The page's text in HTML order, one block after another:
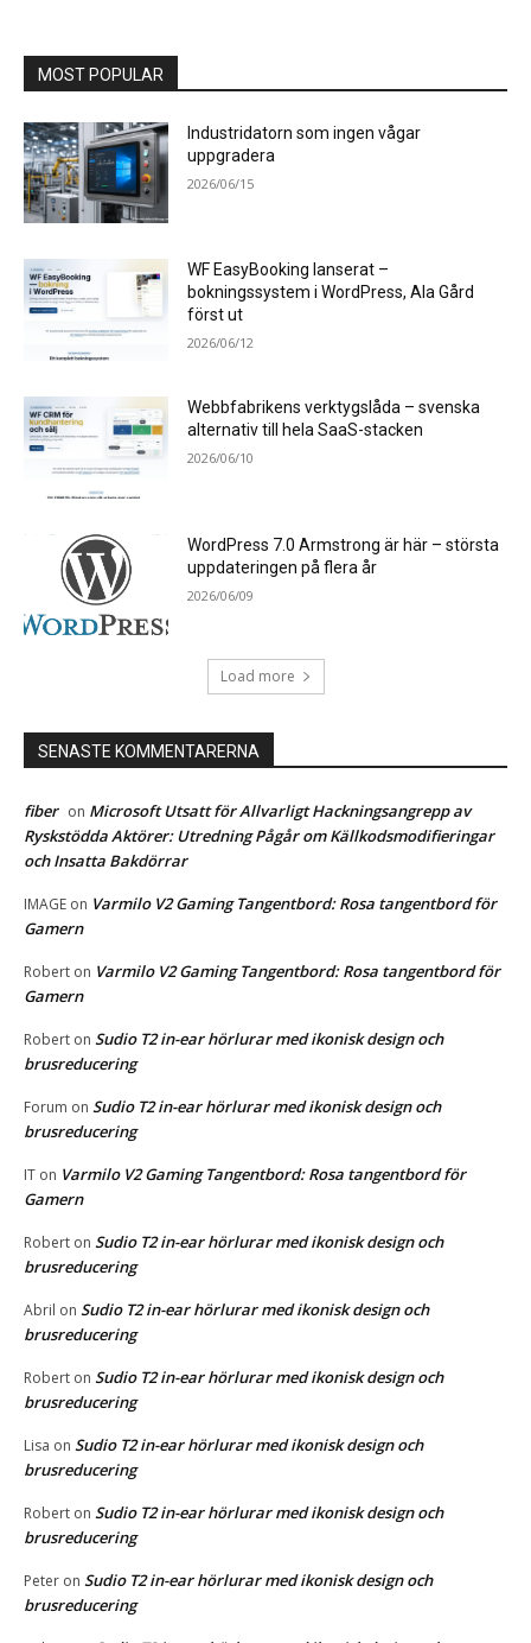
MOST POPULAR
Industridatorn som ingen vågar
uppgradera
2026/06/15
WF EasyBooking lanserat –
bokningssystem i WordPress, Ala Gård
först ut
2026/06/12
Webbfabrikens verktygslåda – svenska
alternativ till hela SaaS-stacken
2026/06/10
WordPress 7.0 Armstrong är här – största
uppdateringen på flera år
2026/06/09
Load more
SENASTE KOMMENTARERNA
fiber on Microsoft Utsatt för Allvarligt Hackningsangrepp av
Ryskstödda Aktörer: Utredning Pågår om Källkodsmodifieringar
och Insatta Bakdörrar
IMAGE on Varmilo V2 Gaming Tangentbord: Rosa tangentbord för
Gamern
Robert on Varmilo V2 Gaming Tangentbord: Rosa tangentbord för
Gamern
Robert on Sudio T2 in-ear hörlurar med ikonisk design och
brusreducering
Forum on Sudio T2 in-ear hörlurar med ikonisk design och
brusreducering
IT on Varmilo V2 Gaming Tangentbord: Rosa tangentbord för
Gamern
Robert on Sudio T2 in-ear hörlurar med ikonisk design och
brusreducering
Abril on Sudio T2 in-ear hörlurar med ikonisk design och
brusreducering
Robert on Sudio T2 in-ear hörlurar med ikonisk design och
brusreducering
Lisa on Sudio T2 in-ear hörlurar med ikonisk design och
brusreducering
Robert on Sudio T2 in-ear hörlurar med ikonisk design och
brusreducering
Peter on Sudio T2 in-ear hörlurar med ikonisk design och
brusreducering